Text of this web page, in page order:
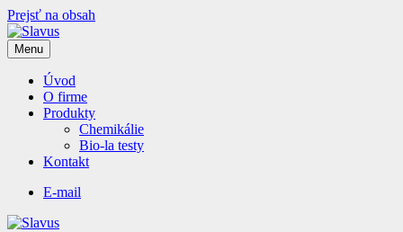
Prejsť na obsah
Slavus
Produkty pre Vaše laboratória
Menu
Úvod
O firme
Produkty
Chemikálie
Bio-la testy
Kontakt
E-mail